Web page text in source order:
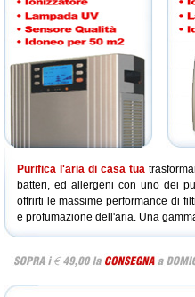
Purifica l'aria di casa tua
batteri, ed allergeni con uno dei
offrirti le massime performance di
e profumazione dell'aria. Una